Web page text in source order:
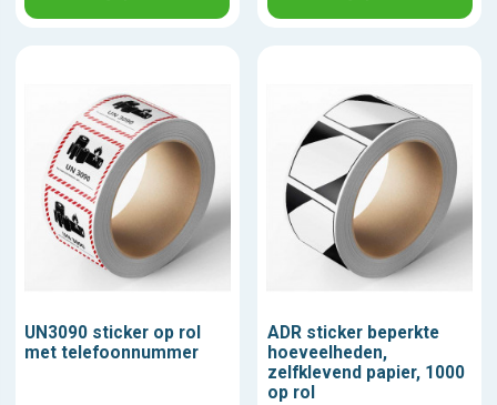
UN3090 sticker op rol
met telefoonnummer
ADR sticker beperkte
hoeveelheden,
zelfklevend papier, 1000
op rol